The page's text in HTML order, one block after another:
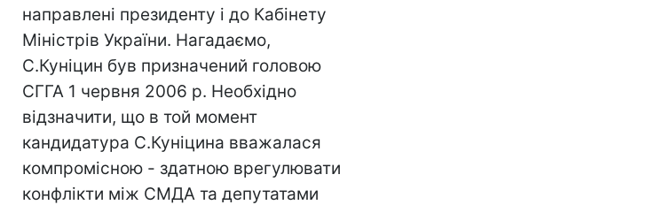
направлені президенту і до Кабінету
Міністрів України. Нагадаємо,
С.Куніцин був призначений головою
СГГА 1 червня 2006 р. Необхідно
відзначити, що в той момент
кандидатура С.Куніцина вважалася
компромісною - здатною врегулювати
конфлікти між СМДА та депутатами